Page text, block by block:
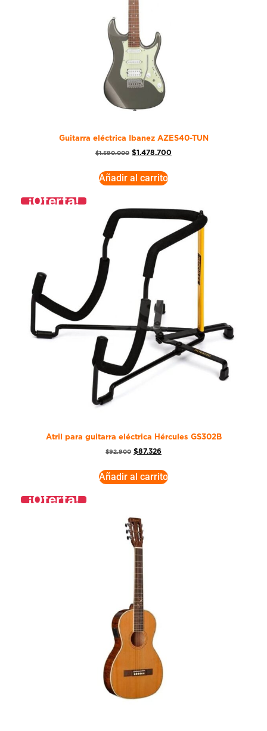
Guitarra eléctrica Ibanez AZES40-TUN
$1.590.000 $1.478.700
Añadir al carrito
¡Oferta!
Atril para guitarra eléctrica Hércules GS302B
$92.900 $87.326
Añadir al carrito
¡Oferta!